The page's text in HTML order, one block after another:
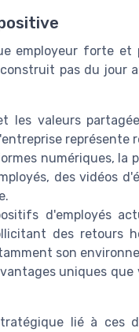
employeur forte
pas du jour
les valeurs
représente
numériques, la
des vidéos
d'employés
des retours
son
uniques
lié à ces